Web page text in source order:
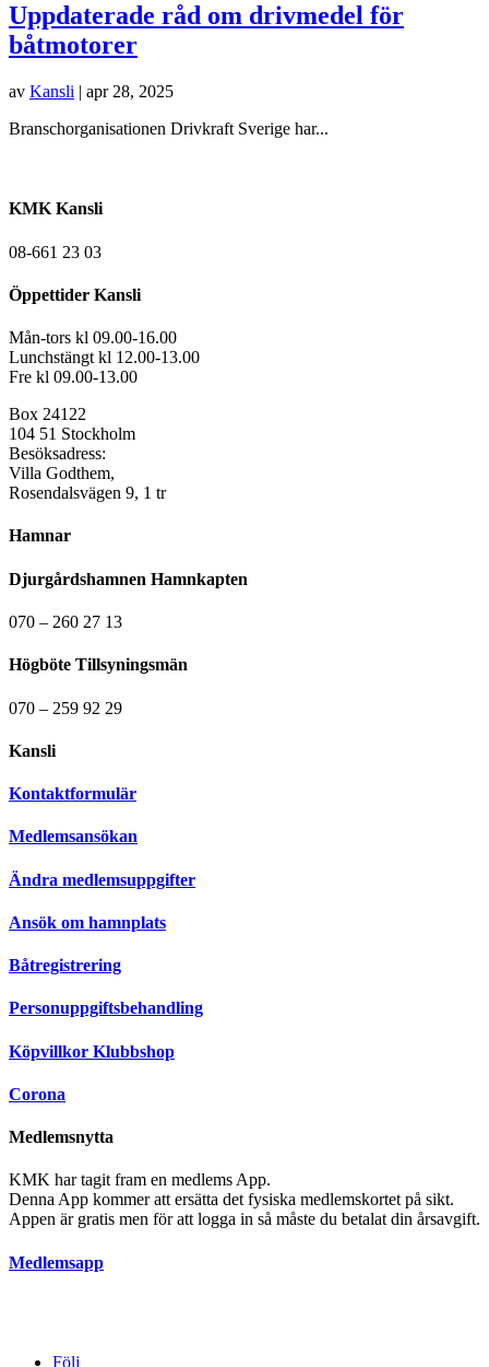
Uppdaterade råd om drivmedel för
båtmotorer
av Kansli | apr 28, 2025
Branschorganisationen Drivkraft Sverige har...
KMK Kansli
08-661 23 03
Öppettider Kansli
Mån-tors kl 09.00-16.00
Lunchstängt kl 12.00-13.00
Fre kl 09.00-13.00
Box 24122
104 51 Stockholm
Besöksadress:
Villa Godthem,
Rosendalsvägen 9, 1 tr
Hamnar
Djurgårdshamnen Hamnkapten
070 – 260 27 13
Högböte Tillsyningsmän
070 – 259 92 29
Kansli
Kontaktformulär
Medlemsansökan
Ändra medlemsuppgifter
Ansök om hamnplats
Båtregistrering
Personuppgiftsbehandling
Köpvillkor Klubbshop
Corona
Medlemsnytta
KMK har tagit fram en medlems App.
Denna App kommer att ersätta det fysiska medlemskortet på sikt.
Appen är gratis men för att logga in så måste du betalat din årsavgift.
Medlemsapp
Följ